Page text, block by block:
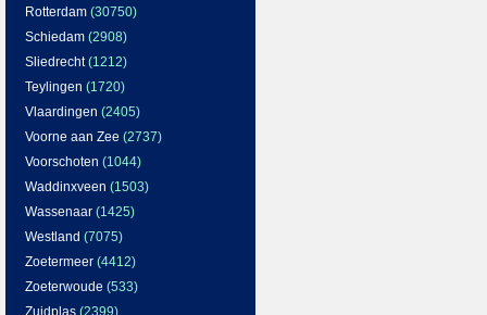
Rotterdam (30750)
Schiedam (2908)
Sliedrecht(1212)
Teylingen (1720)
Vlaardingen (2405)
Voorne aan Zee (2737)
Voorschoten (1044)
Waddinxveen (1503)
Wassenaar (1425)
Westland (7075)
Zoetermeer (4412)
Zoeterwoude (533)